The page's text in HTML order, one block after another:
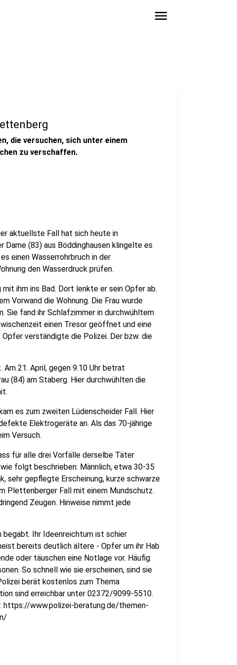
menu
die versuchen, sich unter einem
zu verschaffen.
aktuellste Fall hat sich heute in
(83) aus Böddinghausen klingelte es
einen Wasserrohrbruch in der
den Wasserdruck prüfen.
ihm ins Bad. Dort lenkte er sein Opfer ab.
Vorwand die Wohnung. Die Frau wurde
Sie fand ihr Schlafzimmer in durchwühltem
einen Tresor geöffnet und eine
verständigte die Polizei. Der bzw. die
21. April, gegen 9.10 Uhr betrat
(84) am Staberg. Hier durchwühlten die
es zum zweiten Lüdenscheider Fall. Hier
Elektrogeräte an. Als das 70-jährige
Versuch.
für alle drei Vorfälle derselbe Täter
folgt beschrieben: Männlich, etwa 30-35
sehr gepflegte Erscheinung, kurze schwarze
Plettenberger Fall mit einem Mundschutz.
Zeugen. Hinweise nimmt jede
begabt. Ihr Ideenreichtum ist schier
bereits deutlich ältere - Opfer um ihr Hab
oder täuschen eine Notlage vor. Häufig
So schnell wie sie erscheinen, sind sie
berät kostenlos zum Thema
sind erreichbar unter 02372/9099-5510.
https://www.polizei-beratung.de/themen-